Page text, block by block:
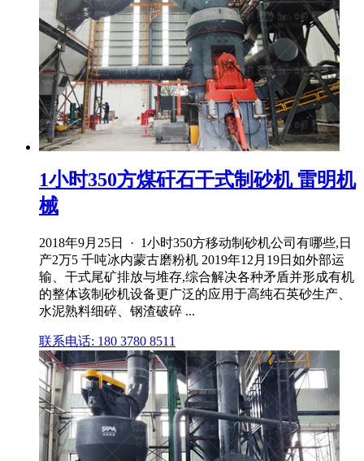
1小时350方煤矸石干式制砂机 雷明机
械
2018年9月25日 · 1小时350方移动制砂机公司有哪些,日
产2万5 千吨冰内蒙古磨粉机 2019年12月19日如外部运
输、干式尾矿排放与堆存,综合解决各种矛盾并形成有机
的整体该制砂机设备更广泛的应用于高纯石英砂生产、
水泥熟料细碎、钢渣破碎 ...
联系电话: 180 3780 8511